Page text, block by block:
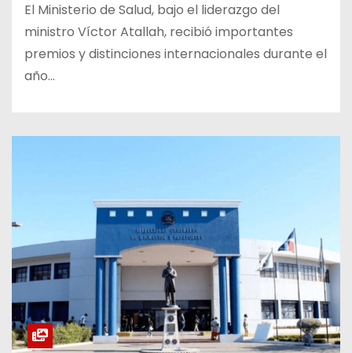
El Ministerio de Salud, bajo el liderazgo del
ministro Víctor Atallah, recibió importantes
premios y distinciones internacionales durante el
año…